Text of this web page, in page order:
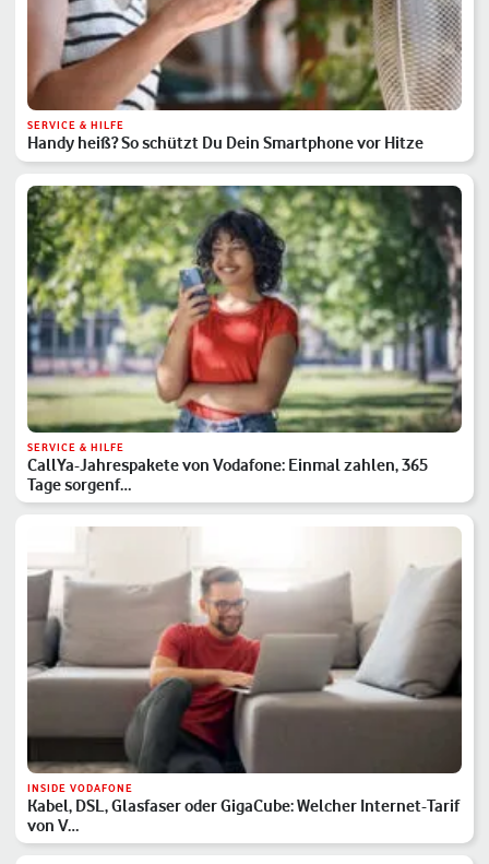
SERVICE & HILFE
Handy heiß? So schützt Du Dein Smartphone vor Hitze
SERVICE & HILFE
CallYa-Jahrespakete von Vodafone: Einmal zahlen, 365
Tage sorgenf…
INSIDE VODAFONE
Kabel, DSL, Glasfaser oder GigaCube: Welcher Internet-Tarif
von V…